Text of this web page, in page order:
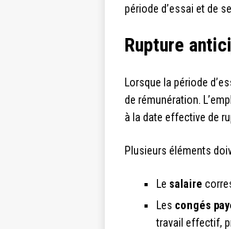
période d’essai et de
Rupture
Lorsque la période
de rémunération.
à la date effective de
Plusieurs éléments
Le salaire
Les congés
travail effectif,